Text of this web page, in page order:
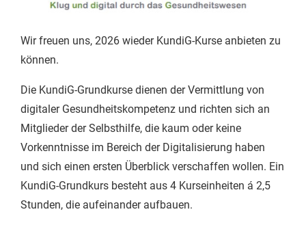
Wir freuen uns, 2026 wieder KundiG-Kurse anbieten zu
können.
Die KundiG-Grundkurse dienen der Vermittlung von
digitaler Gesundheitskompetenz und richten sich an
Mitglieder der Selbsthilfe, die kaum oder keine
Vorkenntnisse im Bereich der Digitalisierung haben
und sich einen ersten Überblick verschaffen wollen. Ein
KundiG-Grundkurs besteht aus 4 Kurseinheiten á 2,5
Stunden, die aufeinander aufbauen.